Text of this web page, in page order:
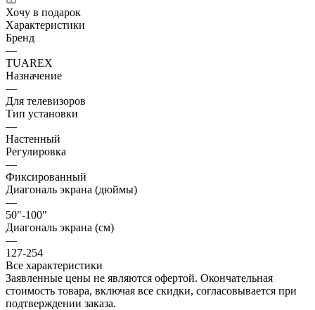
Хочу в подарок
Характеристики
Бренд
—
TUAREX
Назначение
—
Для телевизоров
Тип установки
—
Настенный
Регулировка
—
Фиксированный
Диагональ экрана (дюймы)
—
50"-100"
Диагональ экрана (см)
—
127-254
Все характеристики
Заявленные цены не являются офертой. Окончательная
стоимость товара, включая все скидки, согласовывается при
подтверждении заказа.